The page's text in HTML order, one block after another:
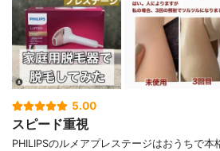
5.00
スピード重視
PHILIPSのルメアプレステージはおうちで